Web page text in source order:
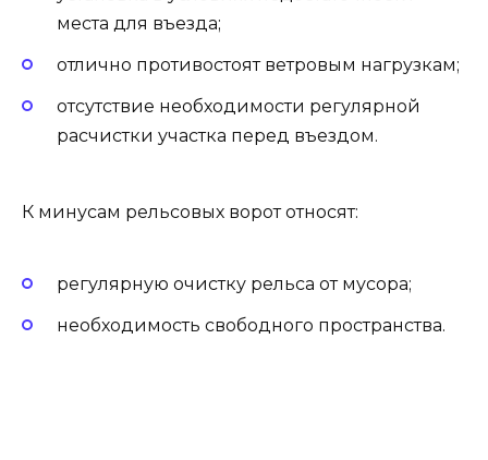
места для въезда;
отлично противостоят ветровым нагрузкам;
отсутствие необходимости регулярной
расчистки участка перед въездом.
К минусам рельсовых ворот относят:
регулярную очистку рельса от мусора;
необходимость свободного пространства.